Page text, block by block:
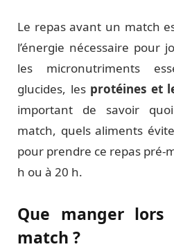
Le repas avant un match
l’énergie nécessaire pour
les micronutriments
glucides, les protéines et
important de savoir
match, quels aliments
pour prendre ce repas pré-
h ou à 20 h.
Que manger
match ?